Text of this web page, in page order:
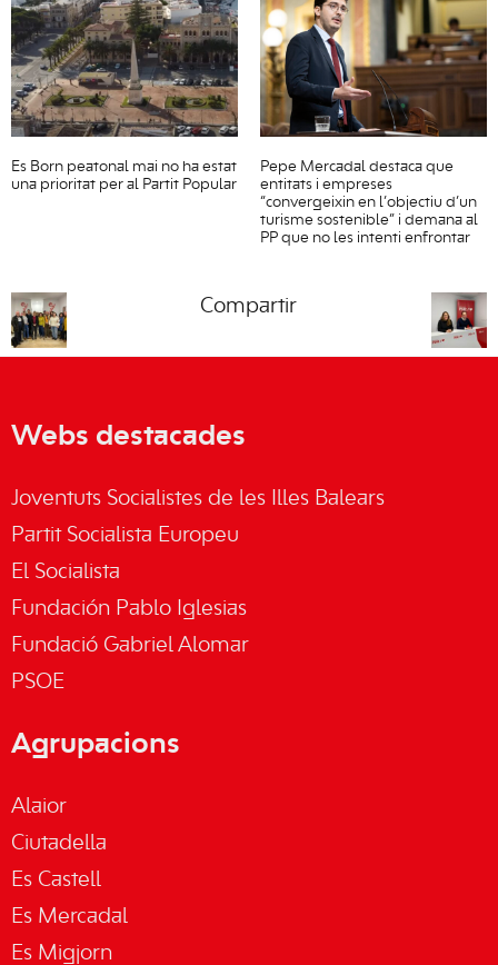
Es Born peatonal mai no ha estat
una prioritat per al Partit Popular
Pepe Mercadal destaca que
entitats i empreses
“convergeixin en l’objectiu d’un
turisme sostenible” i demana al
PP que no les intenti enfrontar
Compartir
Webs destacades
Joventuts Socialistes de les Illes Balears
Partit Socialista Europeu
El Socialista
Fundación Pablo Iglesias
Fundació Gabriel Alomar
PSOE
Agrupacions
Alaior
Ciutadella
Es Castell
Es Mercadal
Es Migjorn